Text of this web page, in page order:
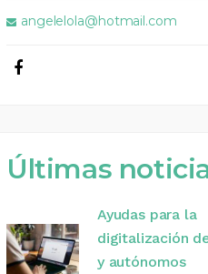
angelelola@hotmail.com
Últimas
Ayudas para la
digitalización
y autónomos